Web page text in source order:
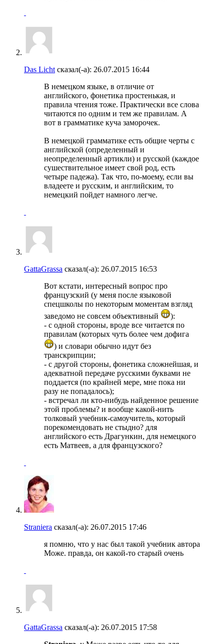
Das Licht сказал(-а): 26.07.2015 16:44
В немецком языке, в отличие от
английского, фонетика простенькая, и
правила чтения тоже. Практически все слова
читаются по одним и тем же правилам. А
вот в грамматике куча заморочек.
В немецкой грамматике есть общие черты с
английской (определенный и
неопределенный артикли) и русской (каждое
сушествительное имеет свой род, есть
четыре падежа). Так что, по-моему, если вы
владеете и русским, и английским, то
немецкий пойдет намного легче.
GattaGrassa сказал(-а): 26.07.2015 16:53
Вот кстати, интересный вопрос про
французский (у меня после языковой
спецшколы по некоторым моментам взгляд
заведомо не совсем объективный
):
- с одной стороны, вроде все читается по
правилам (которых чуть более чем дофига
) и словари обычно идут без
транскрипции;
- с другой стороны, фонетика сложнейшая, и
адекватной передаче русскими буквами не
поддается (по крайней мере, мне пока ни
разу не попадалось);
- встречал ли кто-нибудь найденное решение
этой проблемы? и вообще какой-нить
толковый учебник-самоучитель, который
порекомендовать не стыдно? для
английского есть Драгункин, для немецкого
есть Матвеев, а для французского?
Straniera сказал(-а): 26.07.2015 17:46
я помню, что у нас был такой учебник автора
Може. правда, он какой-то старый очень
GattaGrassa сказал(-а): 26.07.2015 17:58